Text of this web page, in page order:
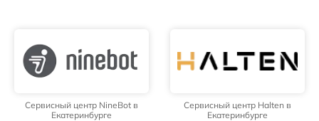
Сервисный центр NineBot в
Екатеринбурге
Сервисный центр Halten в
Екатеринбурге